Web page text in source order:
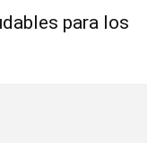
para los